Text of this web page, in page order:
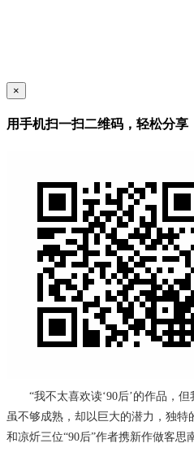
×
用手机扫一扫二维码，轻松分享
“我不太喜欢读‘90后’的作品，但
虽不够成熟，却以巨大的潜力，独
和凉炘三位“90后”作者携新作做客思